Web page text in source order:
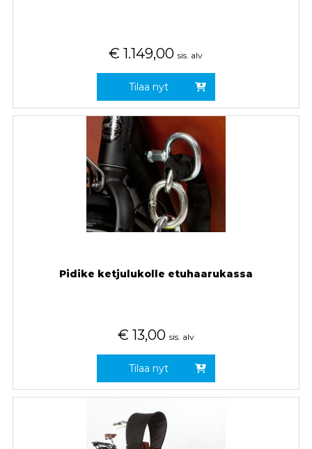
€ 1.149,00 sis. alv
Tilaa nyt
Pidike ketjulukolle etuhaarukassa
€ 13,00 sis. alv
Tilaa nyt